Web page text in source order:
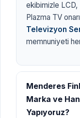
ekibimizle LCD,
Plazma TV
Televizyon
memnuniyeti
Menderes
Marka ve
Yapıyoruz?